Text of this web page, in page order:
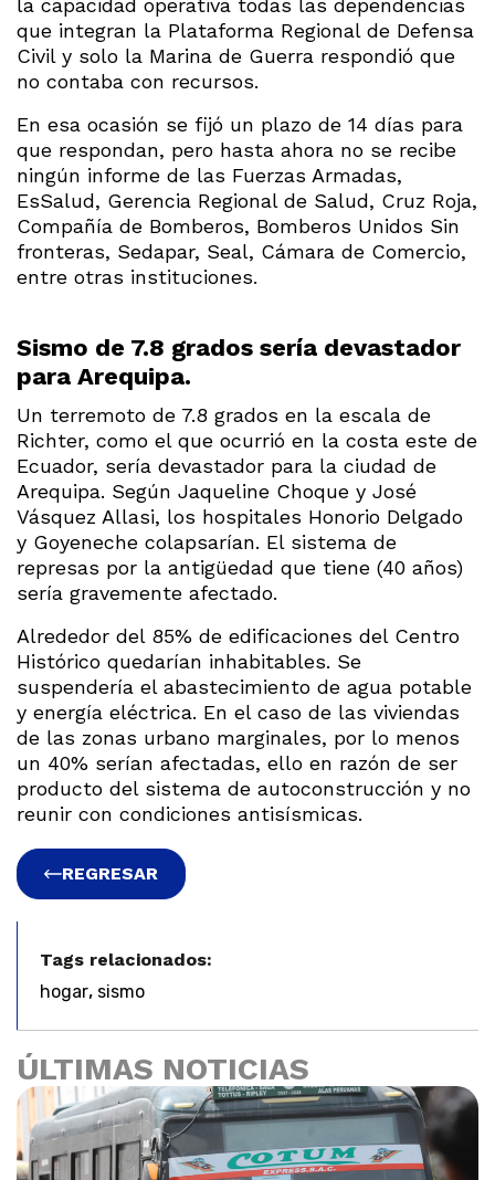
la capacidad operativa todas las dependencias
que integran la Plataforma Regional de Defensa
Civil y solo la Marina de Guerra respondió que
no contaba con recursos.
En esa ocasión se fijó un plazo de 14 días para
que respondan, pero hasta ahora no se recibe
ningún informe de las Fuerzas Armadas,
EsSalud, Gerencia Regional de Salud, Cruz Roja,
Compañía de Bomberos, Bomberos Unidos Sin
fronteras, Sedapar, Seal, Cámara de Comercio,
entre otras instituciones.
Sismo de 7.8 grados sería devastador
para Arequipa.
Un terremoto de 7.8 grados en la escala de
Richter, como el que ocurrió en la costa este de
Ecuador, sería devastador para la ciudad de
Arequipa. Según Jaqueline Choque y José
Vásquez Allasi, los hospitales Honorio Delgado
y Goyeneche colapsarían. El sistema de
represas por la antigüedad que tiene (40 años)
sería gravemente afectado.
Alrededor del 85% de edificaciones del Centro
Histórico quedarían inhabitables. Se
suspendería el abastecimiento de agua potable
y energía eléctrica. En el caso de las viviendas
de las zonas urbano marginales, por lo menos
un 40% serían afectadas, ello en razón de ser
producto del sistema de autoconstrucción y no
reunir con condiciones antisísmicas.
REGRESAR
Tags relacionados:
hogar, sismo
ÚLTIMAS NOTICIAS